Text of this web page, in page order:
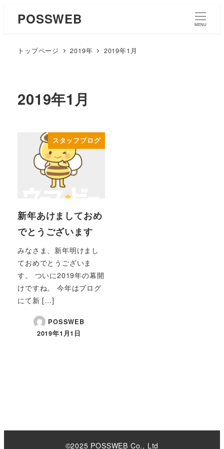
POSSWEB MENU
トップページ 2019年 2019年1月
2019年1月
スタッフブログ
新年あけましておめ
でとうございます
みなさま、新年明けまし
ておめでとうございま
す。 ついに2019年の幕開
けですね。 今年はブログ
にて新 […]
POSSWEB
2019年1月1日
©2025 POSSWEB Co., Ltd